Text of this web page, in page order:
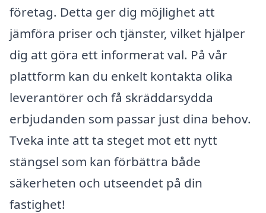
företag. Detta ger dig möjlighet att
jämföra priser och tjänster, vilket hjälper
dig att göra ett informerat val. På vår
plattform kan du enkelt kontakta olika
leverantörer och få skräddarsydda
erbjudanden som passar just dina behov.
Tveka inte att ta steget mot ett nytt
stängsel som kan förbättra både
säkerheten och utseendet på din
fastighet!